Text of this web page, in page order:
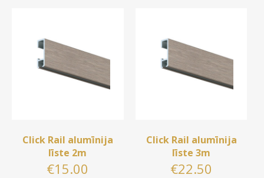
Click Rail alumīnija
līste 2m
€15.00
Click Rail alumīnija
līste 3m
€22.50